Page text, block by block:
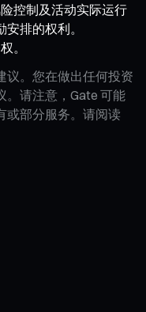
控制及活动实际运行
排的权利。
。
议。您在做出任何投资
。请注意，Gate 可能
或部分服务。请阅读